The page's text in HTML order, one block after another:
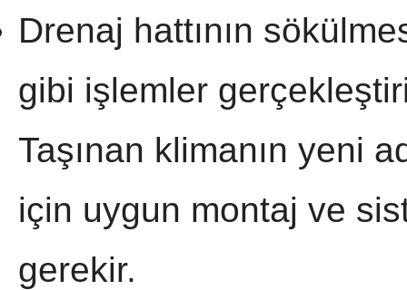
Drenaj hattının
gibi işlemler
Taşınan klimanın yeni
için uygun montaj ve
gerekir.